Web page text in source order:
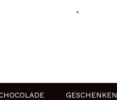
GESCHENKEN